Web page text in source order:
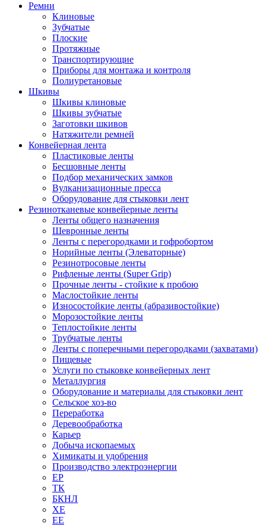
Ремни
Клиновые
Зубчатые
Плоские
Протяжные
Транспортирующие
Приборы для монтажа и контроля
Полиуретановые
Шкивы
Шкивы клиновые
Шкивы зубчатые
Заготовки шкивов
Натяжители ремней
Конвейерная лента
Пластиковые ленты
Бесшовные ленты
Подбор механических замков
Вулканизационные пресса
Оборудование для стыковки лент
Резинотканевые конвейерные ленты
Ленты общего назначения
Шевронные ленты
Ленты с перегородками и гофробортом
Норийные ленты (Элеваторные)
Резинотросовые ленты
Рифленые ленты (Super Grip)
Прочные ленты - стойкие к пробою
Маслостойкие ленты
Износостойкие ленты (абразивостойкие)
Морозостойкие ленты
Теплостойкие ленты
Трубчатые ленты
Ленты с поперечными перегородками (захватами)
Пищевые
Услуги по стыковке конвейерных лент
Металлургия
Оборудование и материалы для стыковки лент
Сельское хоз-во
Переработка
Деревообработка
Карьер
Добыча ископаемых
Химикаты и удобрения
Производство электроэнергии
EP
ТК
БКНЛ
XE
EE